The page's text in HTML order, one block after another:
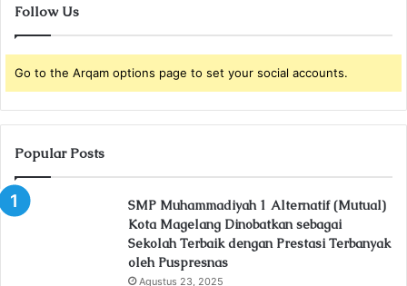
Follow Us
Go to the Arqam options page to set your social accounts.
Popular Posts
SMP Muhammadiyah 1 Alternatif (Mutual)
Kota Magelang Dinobatkan sebagai
Sekolah Terbaik dengan Prestasi Terbanyak
oleh Puspresnas
Agustus 23, 2025